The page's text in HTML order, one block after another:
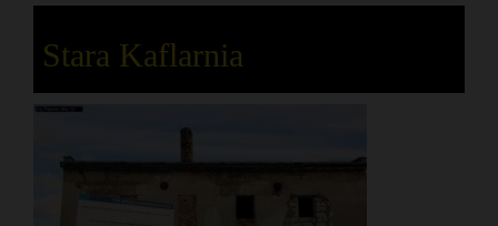
Stara Kaflarnia